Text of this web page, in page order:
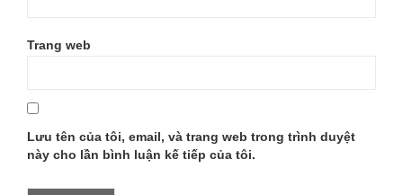
Trang web
Lưu tên của tôi, email, và trang web trong trình duyệt
này cho lần bình luận kế tiếp của tôi.